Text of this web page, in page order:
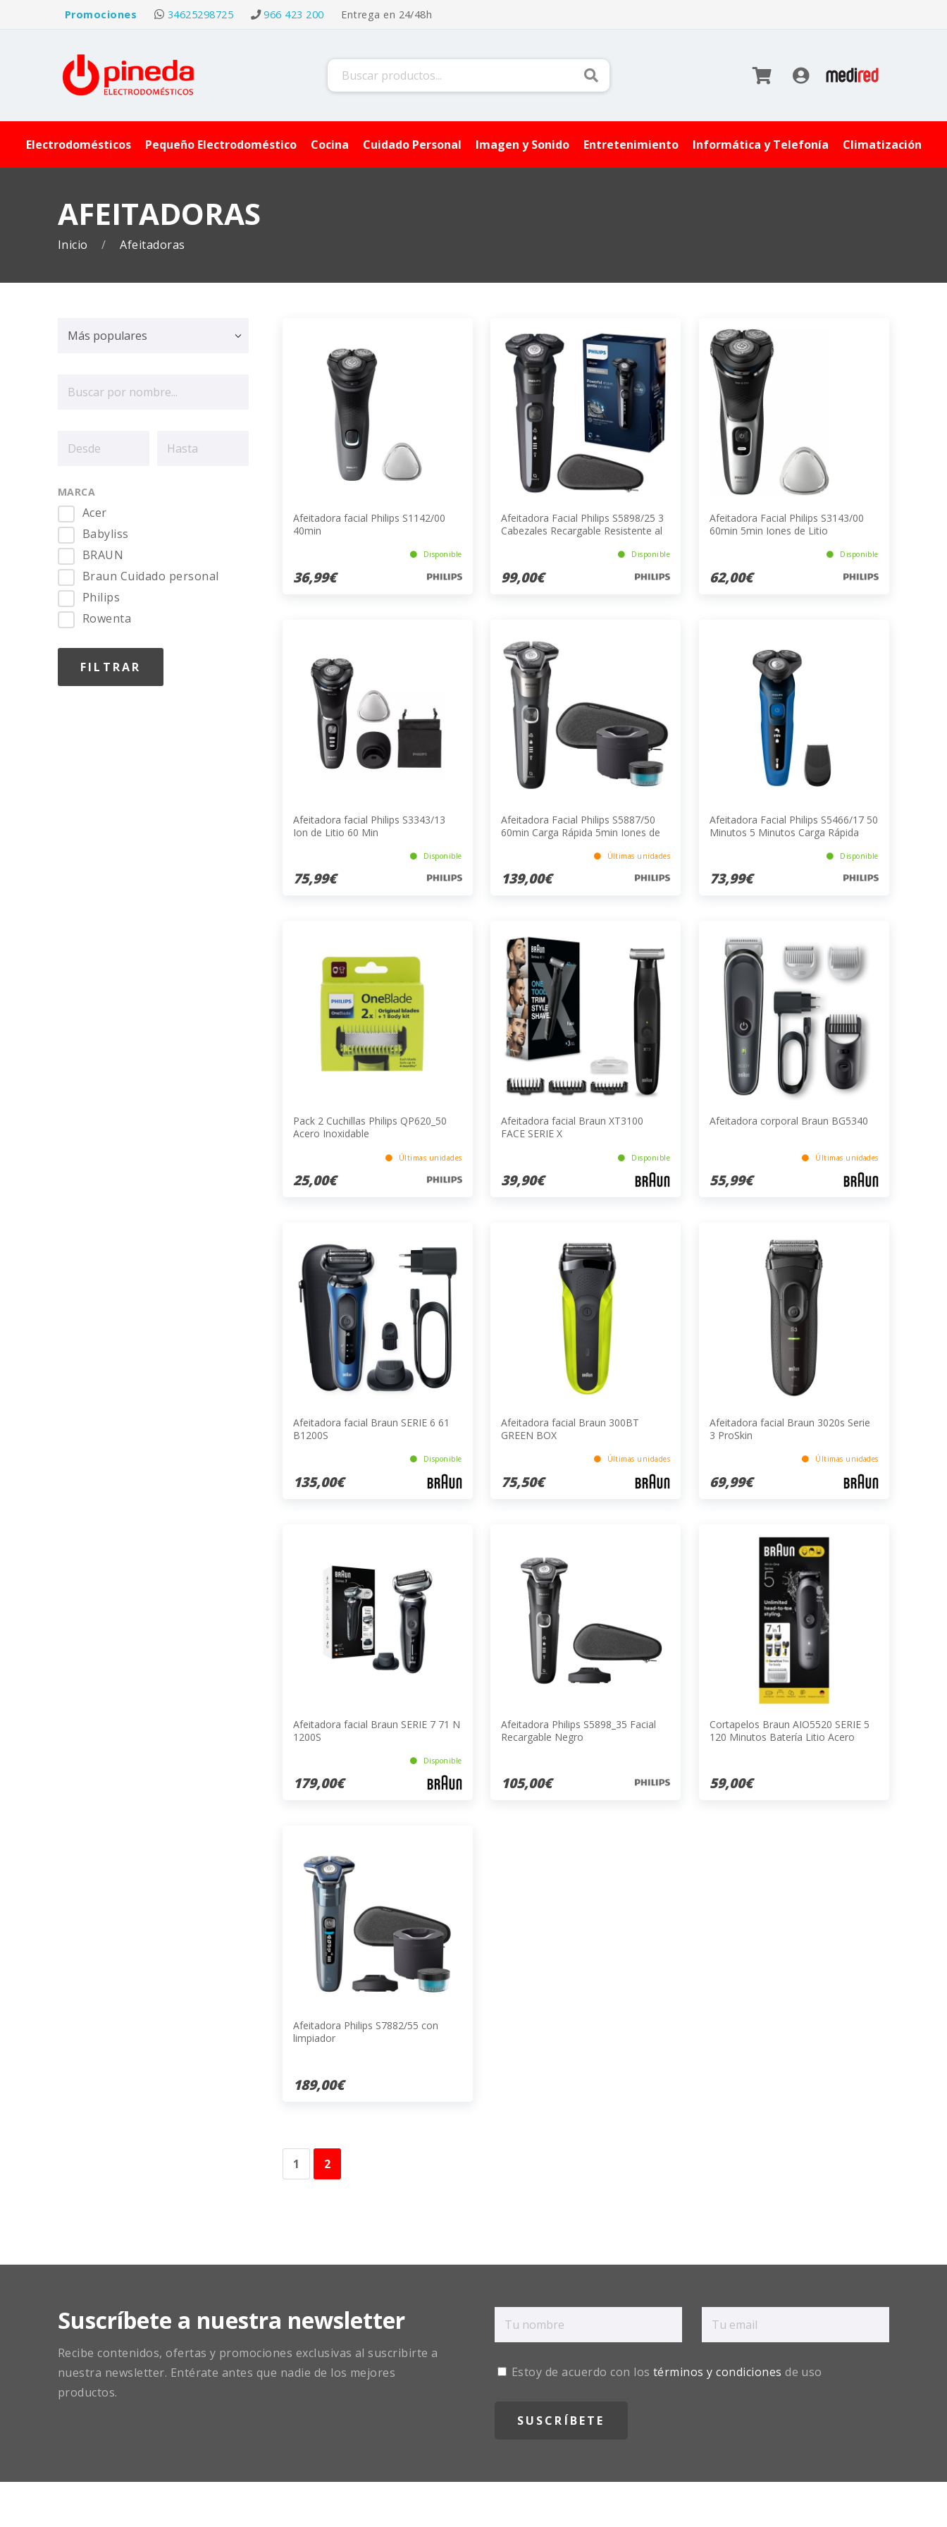
Promociones 34625298725 966 423 200 Entrega en 24/48h
Electrodomésticos Pequeño Electrodoméstico Cocina Cuidado Personal Imagen y Sonido Entretenimiento Informática y Telefonía Climatización
AFEITADORAS
Inicio Afeitadoras
MARCA
Acer
Babyliss
BRAUN
Braun Cuidado personal
Philips
Rowenta
Afeitadora facial Philips S1142/00
40min
Disponible
36,99€
Afeitadora Facial Philips S5898/25 3
Cabezales Recargable Resistente al
Disponible
99,00€
Afeitadora Facial Philips S3143/00
60min 5min Iones de Litio
Disponible
62,00€
Afeitadora facial Philips S3343/13
Ion de Litio 60 Min
Disponible
75,99€
Afeitadora Facial Philips S5887/50
60min Carga Rápida 5min Iones de
Últimas unidades
139,00€
Afeitadora Facial Philips S5466/17 50
Minutos 5 Minutos Carga Rápida
Disponible
73,99€
Pack 2 Cuchillas Philips QP620_50
Acero Inoxidable
Últimas unidades
25,00€
Afeitadora facial Braun XT3100
FACE SERIE X
Disponible
39,90€
Afeitadora corporal Braun BG5340
Últimas unidades
55,99€
Afeitadora facial Braun SERIE 6 61
B1200S
Disponible
135,00€
Afeitadora facial Braun 300BT
GREEN BOX
Últimas unidades
75,50€
Afeitadora facial Braun 3020s Serie
3 ProSkin
Últimas unidades
69,99€
Afeitadora facial Braun SERIE 7 71 N
1200S
Disponible
179,00€
Afeitadora Philips S5898_35 Facial
Recargable Negro
105,00€
Cortapelos Braun AIO5520 SERIE 5
120 Minutos Batería Litio Acero
59,00€
Afeitadora Philips S7882/55 con
limpiador
189,00€
1 2
Suscríbete a nuestra newsletter
Recibe contenidos, ofertas y promociones exclusivas al suscribirte a
nuestra newsletter. Entérate antes que nadie de los mejores
productos.
Estoy de acuerdo con los términos y condiciones de uso